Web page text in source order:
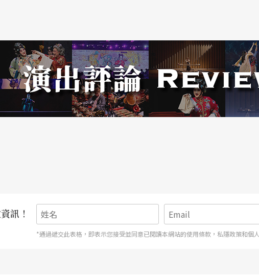
訊！
*通過遞交此表格，即表示您接受並同意已閱讀本網站的使用條款，私隱政策和個